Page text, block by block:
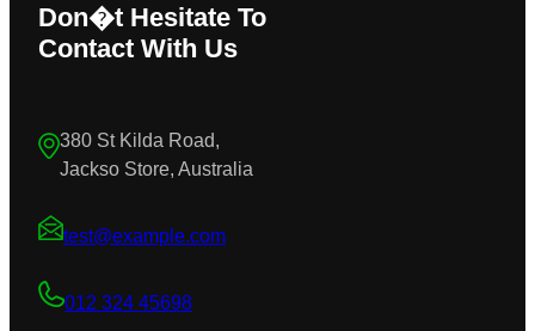
Don�t Hesitate To
Contact With Us
380 St Kilda Road,
Jackso Store, Australia
test@example.com
012 324 45698